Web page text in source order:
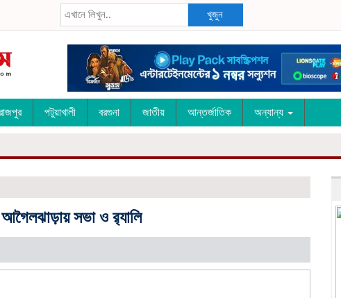
খুজুন
পটুয়াখালী বরগুনা জাতীয় আন্তর্জাতিক অন্যান্য
সভা ও র‌্যালি